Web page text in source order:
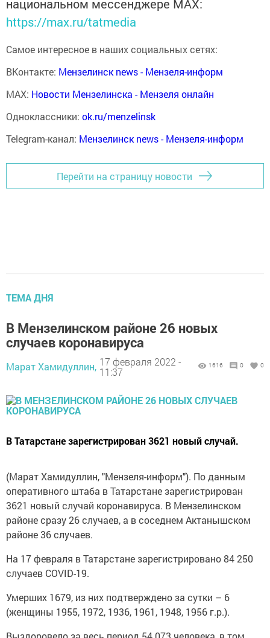
национальном мессенджере MАХ:
https://max.ru/tatmedia
Самое интересное в наших социальных сетях:
ВКонтакте: Мензелинск news - Мензеля-информ
MAX: Новости Мензелинска - Мензеля онлайн
Одноклассники: ok.ru/menzelinsk
Telegram-канал: Мензелинск news - Мензеля-информ
Перейти на страницу новости
ТЕМА ДНЯ
В Мензелинском районе 26 новых
случаев коронавируса
Марат Хамидуллин, 17 февраля 2022 -
11:37
1616 0 0
В Татарстане зарегистрирован 3621 новый случай.
(Марат Хамидуллин, "Мензеля-информ"). По данным
оперативного штаба в Татарстане зарегистрирован
3621 новый случай коронавируса. В Мензелинском
районе сразу 26 случаев, а в соседнем Актанышском
районе 36 случаев.
На 17 февраля в Татарстане зарегистрировано 84 250
случаев COVID-19.
Умерших 1679, из них подтверждено за сутки – 6
(женщины 1955, 1972, 1936, 1961, 1948, 1956 г.р.).